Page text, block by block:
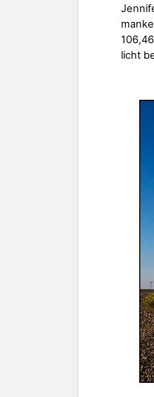
licht